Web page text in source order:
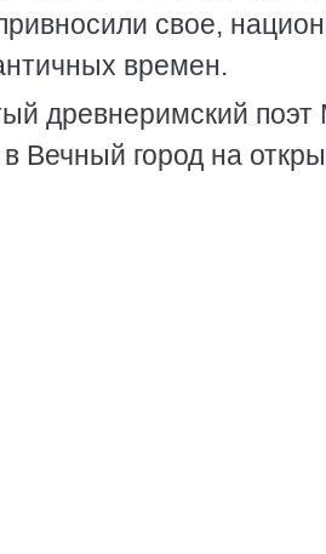
свое,
времен.
древнеримский
Вечный город на